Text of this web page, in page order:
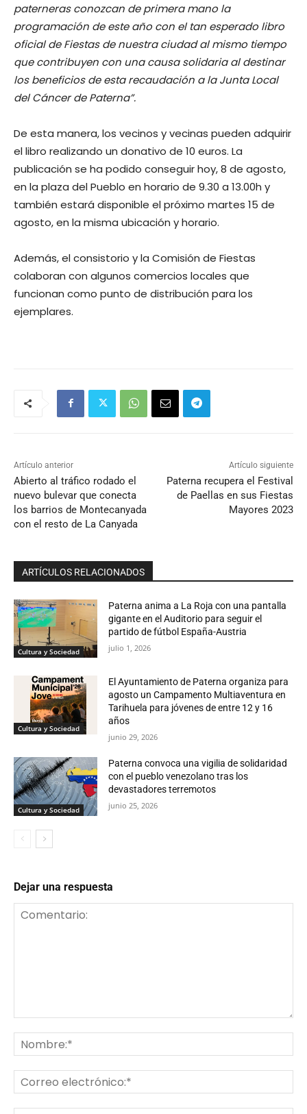
paterneras conozcan de primera mano la
programación de este año con el tan esperado libro
oficial de Fiestas de nuestra ciudad al mismo tiempo
que contribuyen con una causa solidaria al destinar
los beneficios de esta recaudación a la Junta Local
del Cáncer de Paterna”.
De esta manera, los vecinos y vecinas pueden adquirir
el libro realizando un donativo de 10 euros. La
publicación se ha podido conseguir hoy, 8 de agosto,
en la plaza del Pueblo en horario de 9.30 a 13.00h y
también estará disponible el próximo martes 15 de
agosto, en la misma ubicación y horario.
Además, el consistorio y la Comisión de Fiestas
colaboran con algunos comercios locales que
funcionan como punto de distribución para los
ejemplares.
Artículo anterior
Abierto al tráfico rodado el
nuevo bulevar que conecta
los barrios de Montecanyada
con el resto de La Canyada
Artículo siguiente
Paterna recupera el Festival
de Paellas en sus Fiestas
Mayores 2023
ARTÍCULOS RELACIONADOS
Cultura y Sociedad
Paterna anima a La Roja con una pantalla
gigante en el Auditorio para seguir el
partido de fútbol España-Austria
julio 1, 2026
Cultura y Sociedad
El Ayuntamiento de Paterna organiza para
agosto un Campamento Multiaventura en
Tarihuela para jóvenes de entre 12 y 16
años
junio 29, 2026
Cultura y Sociedad
Paterna convoca una vigilia de solidaridad
con el pueblo venezolano tras los
devastadores terremotos
junio 25, 2026
Dejar una respuesta